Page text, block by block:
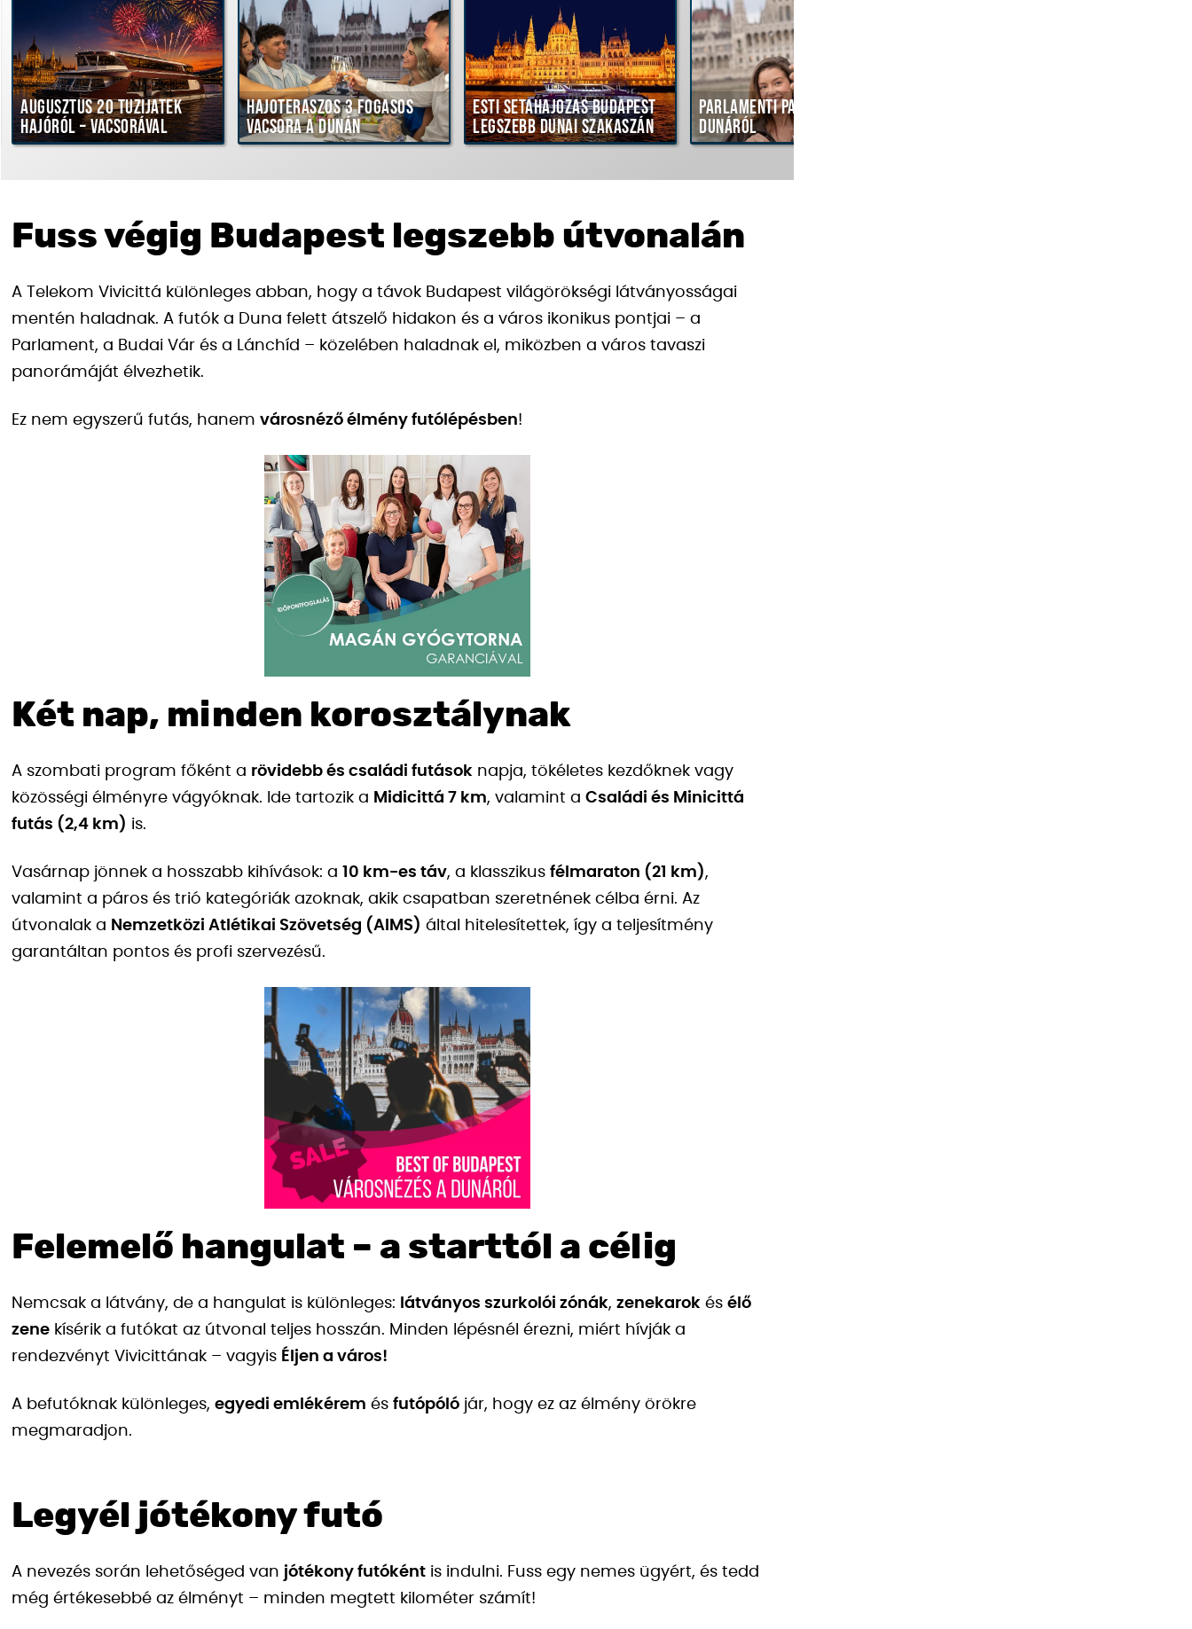
Augusztus 20 tűzijáték
hajóról – vacsorával
Hajóteraszos 3 fogásos
vacsora a Dunán
Esti sétahajózás Budapest
legszebb dunai szakaszán
Parlamenti panoráma a
Dunáról
Fuss végig Budapest legszebb útvonalán
A Telekom Vivicittá különleges abban, hogy a távok Budapest világörökségi látványosságai
mentén haladnak. A futók a Duna felett átszelő hidakon és a város ikonikus pontjai – a
Parlament, a Budai Vár és a Lánchíd – közelében haladnak el, miközben a város tavaszi
panorámáját élvezhetik.
Ez nem egyszerű futás, hanem városnéző élmény futólépésben!
Két nap, minden korosztálynak
A szombati program főként a rövidebb és családi futások napja, tökéletes kezdőknek vagy
közösségi élményre vágyóknak. Ide tartozik a Midicittá 7 km, valamint a Családi és Minicittá
futás (2,4 km) is.
Vasárnap jönnek a hosszabb kihívások: a 10 km-es táv, a klasszikus félmaraton (21 km),
valamint a páros és trió kategóriák azoknak, akik csapatban szeretnének célba érni. Az
útvonalak a Nemzetközi Atlétikai Szövetség (AIMS) által hitelesítettek, így a teljesítmény
garantáltan pontos és profi szervezésű.
Felemelő hangulat – a starttól a célig
Nemcsak a látvány, de a hangulat is különleges: látványos szurkolói zónák, zenekarok és élő
zene kísérik a futókat az útvonal teljes hosszán. Minden lépésnél érezni, miért hívják a
rendezvényt Vivicittának – vagyis Éljen a város!
A befutóknak különleges, egyedi emlékérem és futópóló jár, hogy ez az élmény örökre
megmaradjon.
Legyél jótékony futó
A nevezés során lehetőséged van jótékony futóként is indulni. Fuss egy nemes ügyért, és tedd
még értékesebbé az élményt – minden megtett kilométer számít!